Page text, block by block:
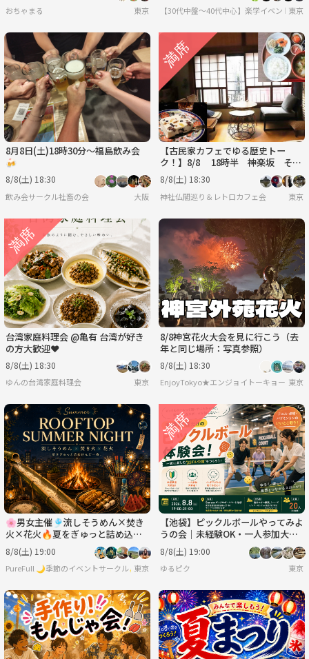
おちゃまる 東京 【30代中盤〜40代中心】楽学イベント・
東京
8月8日(土)18時30分〜福島飲み会
🍻
8/8(土) 18:30
飲み会サークル社畜の会 大阪
【古民家カフェでゆる歴史トー
ク！】8/8 18時半 神楽坂 そよ
や江戸端【参加費還元！】
8/8(土) 18:30
神社仏閣巡り＆レトロカフェ会 東京
台湾家庭料理会 @亀有 台湾が好き
の方大歓迎❤️
8/8(土) 18:30
ゆんの台湾家庭料理会 東京
8/8神宮花火大会を見に行こう（去
年と同じ場所：写真参照）
8/8(土) 18:30
EnjoyTokyo★エンジョイトーキョー 〜
東京
🌸男女主催🎐流しそうめん×焚き
火×花火🔥夏をぎゅっと詰め込ん
だ一夜✨手ぶらOK👌🏻
8/8(土) 19:00
PureFull 🌙季節のイベントサークル✨ 特別なイベントを楽しもう🌸
東京
【池袋】ピックルボールやってみよ
うの会｜未経験OK・一人参加大歓
迎
8/8(土) 19:00
ゆるピク 東京